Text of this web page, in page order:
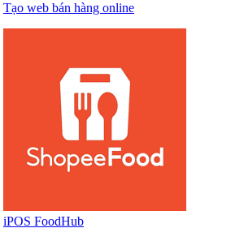
Tạo web bán hàng online
iPOS FoodHub